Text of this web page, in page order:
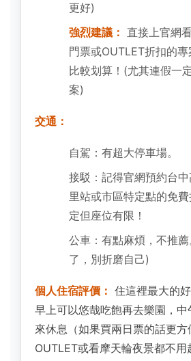
更好)
強烈建議： 直接上官網
門票或OUTLET折扣的
比較划算！(尤其連假一
案)
交通：
自駕：有超大停車場。
接駁：記得官網預約台
里站或市區特定點的免
定但座位有限！
公車：有點麻煩，不推
了，別折磨自己)
個人住宿評價： 住這裡最大的
早上可以悠哉吃飽再去樂園，中
來休息（如果買兩日票的話更方
OUTLET或看摩天輪夜景都不用